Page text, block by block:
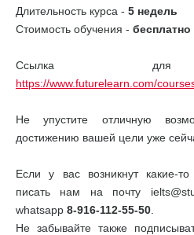
Длительность курса - 5 недель
Стоимость обучения - бесплатно
Ссылка для
https://www.futurelearn.com/
Не упустите отличную
достижению вашей цели уже
Если у вас возникнут какие-
писать нам на почту
whatsapp 8-916-112-55-50
Не забывайте также